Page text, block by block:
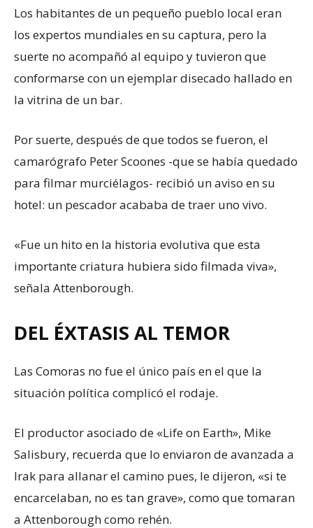
Los habitantes de un pequeño pueblo local eran
los expertos mundiales en su captura, pero la
suerte no acompañó al equipo y tuvieron que
conformarse con un ejemplar disecado hallado en
la vitrina de un bar.
Por suerte, después de que todos se fueron, el
camarógrafo Peter Scoones -que se había quedado
para filmar murciélagos- recibió un aviso en su
hotel: un pescador acababa de traer uno vivo.
«Fue un hito en la historia evolutiva que esta
importante criatura hubiera sido filmada viva»,
señala Attenborough.
DEL ÉXTASIS AL TEMOR
Las Comoras no fue el único país en el que la
situación política complicó el rodaje.
El productor asociado de «Life on Earth», Mike
Salisbury, recuerda que lo enviaron de avanzada a
Irak para allanar el camino pues, le dijeron, «si te
encarcelaban, no es tan grave», como que tomaran
a Attenborough como rehén.